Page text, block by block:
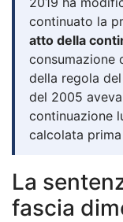
continuato la
atto della
consumazione
della regola
del 2005
continuazione
calcolata
La
fascia